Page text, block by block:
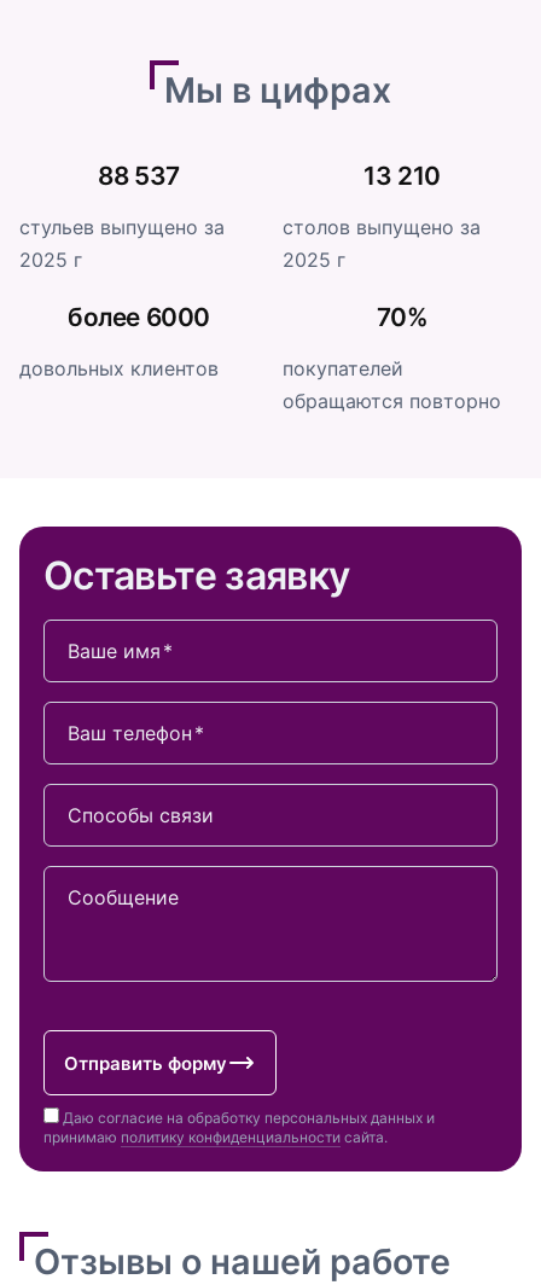
Мы в цифрах
88 537
стульев выпущено за
2025 г
13 210
столов выпущено за
2025 г
более 6000
довольных клиентов
70%
покупателей
обращаются повторно
Оставьте заявку
Ваше имя
Ваш телефон
Способы связи
Сообщение
Отправить форму
Даю согласие на обработку персональных данных и
принимаю политику конфиденциальности сайта.
Отзывы о нашей работе